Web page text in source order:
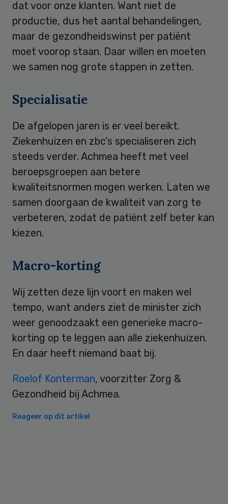
dat voor onze klanten. Want niet de
productie, dus het aantal behandelingen,
maar de gezondheidswinst per patiënt
moet voorop staan. Daar willen en moeten
we samen nog grote stappen in zetten.
Specialisatie
De afgelopen jaren is er veel bereikt.
Ziekenhuizen en zbc’s specialiseren zich
steeds verder. Achmea heeft met veel
beroepsgroepen aan betere
kwaliteitsnormen mogen werken. Laten we
samen doorgaan de kwaliteit van zorg te
verbeteren, zodat de patiënt zelf beter kan
kiezen.
Macro-korting
Wij zetten deze lijn voort en maken wel
tempo, want anders ziet de minister zich
weer genoodzaakt een generieke macro-
korting op te leggen aan alle ziekenhuizen.
En daar heeft niemand baat bij.
Roelof Konterman, voorzitter Zorg &
Gezondheid bij Achmea.
Reageer op dit artikel